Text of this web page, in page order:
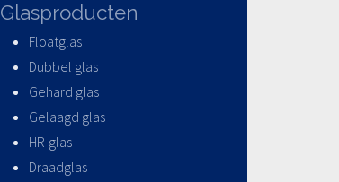
Glasproducten
Floatglas
Dubbel glas
Gehard glas
Gelaagd glas
HR-glas
Draadglas